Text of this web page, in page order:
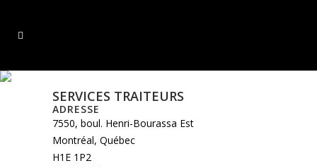
SERVICES TRAITEURS
ADRESSE
7550, boul. Henri-Bourassa Est
Montréal, Québec
H1E 1P2